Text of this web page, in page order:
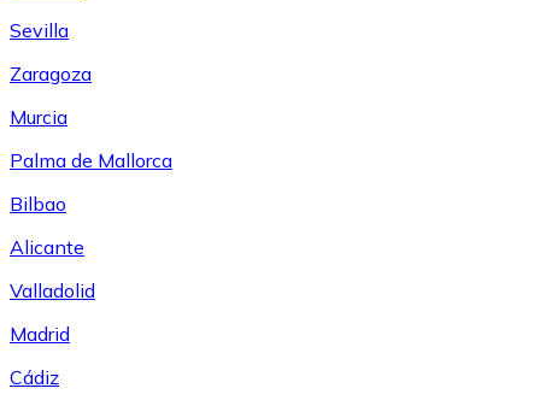
Sevilla
Zaragoza
Murcia
Palma de Mallorca
Bilbao
Alicante
Valladolid
Madrid
Cádiz